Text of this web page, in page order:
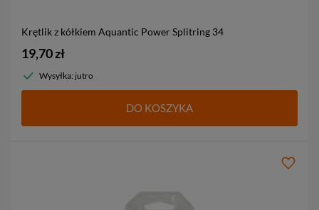
Krętlik z kółkiem Aquantic Power Splitring 34
19,70 zł
Wysyłka: jutro
DO KOSZYKA